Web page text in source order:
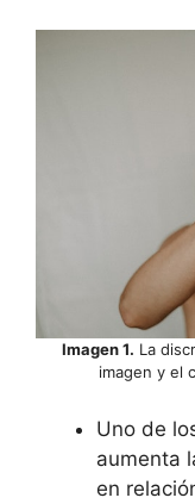
Imagen 1. La
imagen y el
Uno de
aumenta
en